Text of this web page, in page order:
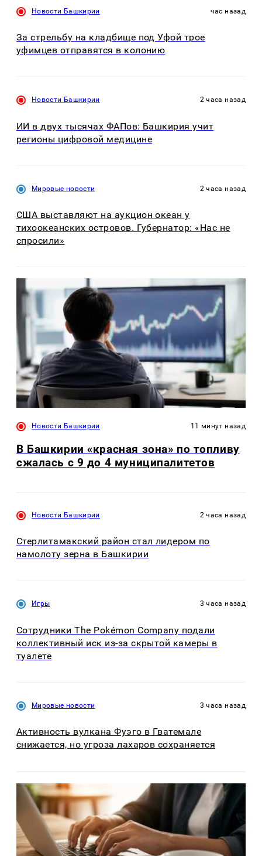
Новости Башкирии час назад
За стрельбу на кладбище под Уфой трое
уфимцев отправятся в колонию
Новости Башкирии 2 часа назад
ИИ в двух тысячах ФАПов: Башкирия учит
регионы цифровой медицине
Мировые новости 2 часа назад
США выставляют на аукцион океан у
тихоокеанских островов. Губернатор: «Нас не
спросили»
Новости Башкирии 11 минут назад
В Башкирии «красная зона» по топливу
сжалась с 9 до 4 муниципалитетов
Новости Башкирии 2 часа назад
Стерлитамакский район стал лидером по
намолоту зерна в Башкирии
Игры 3 часа назад
Сотрудники The Pokémon Company подали
коллективный иск из-за скрытой камеры в
туалете
Мировые новости 3 часа назад
Активность вулкана Фуэго в Гватемале
снижается, но угроза лахаров сохраняется